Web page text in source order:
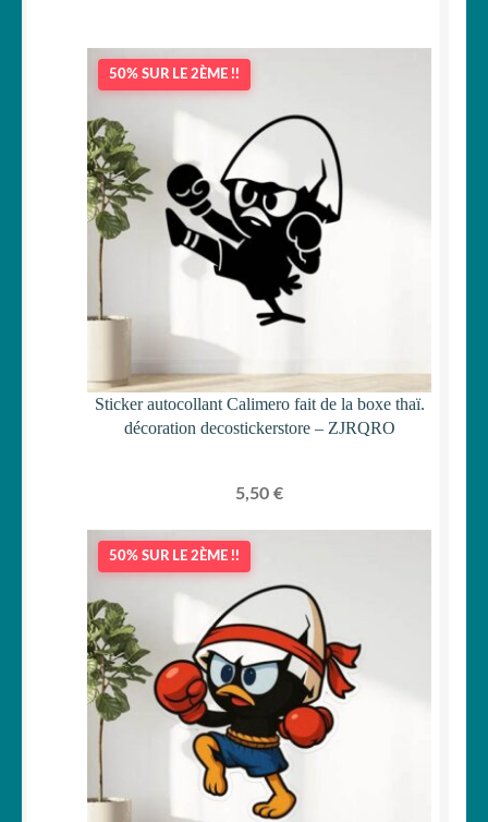
50% SUR LE 2ÈME !!
Sticker autocollant Calimero fait de la boxe thaï.
décoration decostickerstore – ZJRQRO
5,50 €
50% SUR LE 2ÈME !!